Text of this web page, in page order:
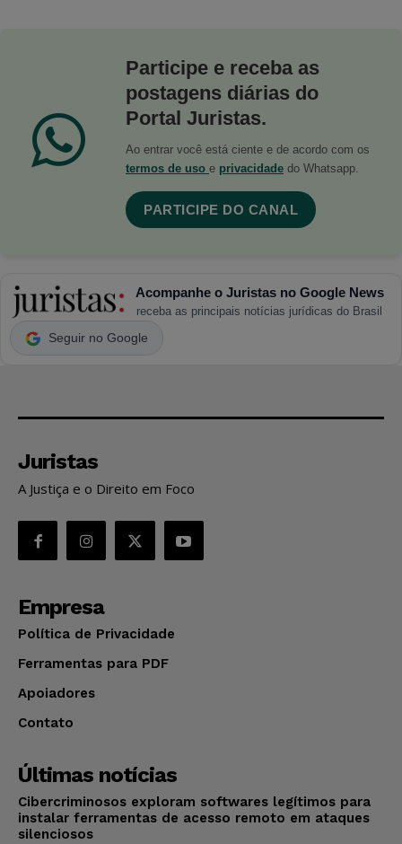
Participe e receba as
postagens diárias do
Portal Juristas.
Ao entrar você está ciente e de acordo com os
termos de uso e privacidade do Whatsapp.
PARTICIPE DO CANAL
Acompanhe o Juristas no Google News
receba as principais notícias jurídicas do Brasil
Seguir no Google
Juristas
A Justiça e o Direito em Foco
Empresa
Política de Privacidade
Ferramentas para PDF
Apoiadores
Contato
Últimas notícias
Cibercriminosos exploram softwares legítimos para
instalar ferramentas de acesso remoto em ataques
silenciosos